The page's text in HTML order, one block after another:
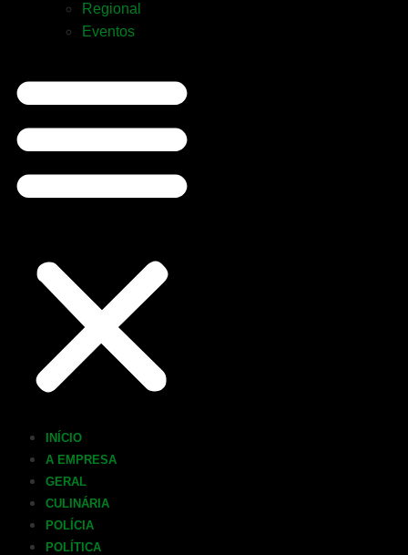
Regional
Eventos
INÍCIO
A EMPRESA
GERAL
CULINÁRIA
POLÍCIA
POLÍTICA